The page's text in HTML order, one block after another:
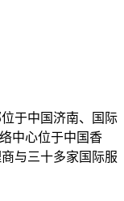
于中国济南、国际
中心位于中国香
与三十多家国际服